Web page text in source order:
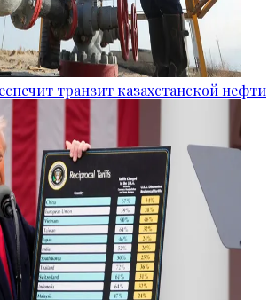
транзит казахстанской нефти